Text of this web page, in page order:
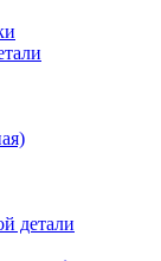
детали